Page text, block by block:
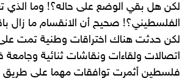
لكن هل بقي الوضع على حاله؟! وما الذي
الفلسطيني؟! صحيح أن الانقسام ما زال
لكن حدثت هناك اختراقات وطنية تمت
اتصالات ولقاءات ونقاشات ثنائية
فلسطين أثمرت توافقات مهما على طريق